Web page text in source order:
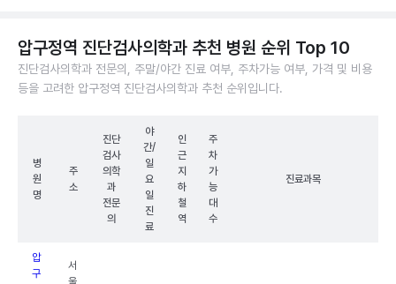
압구정역 진단검사의학과 추천 병원 순위 Top 10
진단검사의학과 전문의, 주말/야간 진료 여부, 주차가능 여부, 가격 및 비용
등을 고려한 압구정역 진단검사의학과 추천 순위입니다.
병
원
명
주
소
진단
검사
의학
과
전문
의
야
간/
일
요
일
진
료
인
근
지
하
철
역
주
차
가
능
대
수
진료과목
압
구
서
울